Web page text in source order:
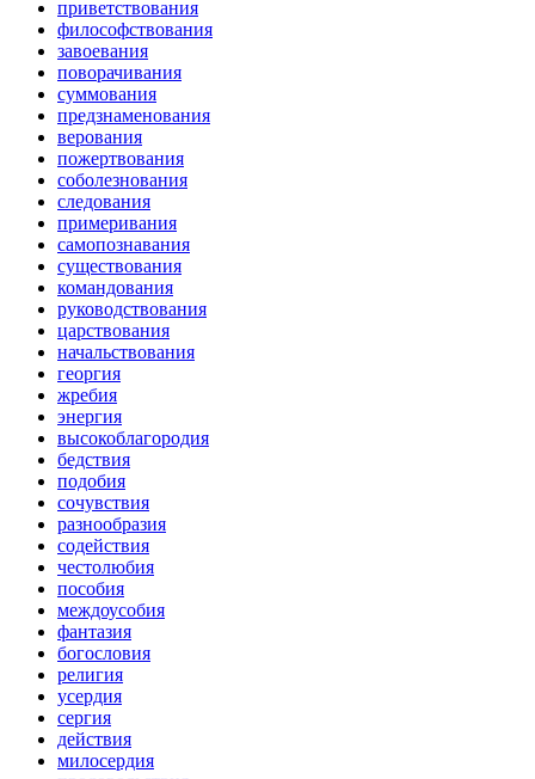
приветствования
философствования
завоевания
поворачивания
суммования
предзнаменования
верования
пожертвования
соболезнования
следования
примеривания
самопознавания
существования
командования
руководствования
царствования
начальствования
георгия
жребия
энергия
высокоблагородия
бедствия
подобия
сочувствия
разнообразия
содействия
честолюбия
пособия
междоусобия
фантазия
богословия
религия
усердия
сергия
действия
милосердия